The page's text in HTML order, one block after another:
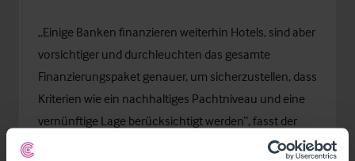
„Einige Banken finanzieren weiterhin Hotels, sind aber
vorsichtiger und durchleuchten das gesamte
Finanzierungspaket genauer, um sicherzustellen, dass
Kriterien wie ein nachhaltiges Pachtniveau und eine
vernünftige Lage berücksichtigt werden“, fasst der